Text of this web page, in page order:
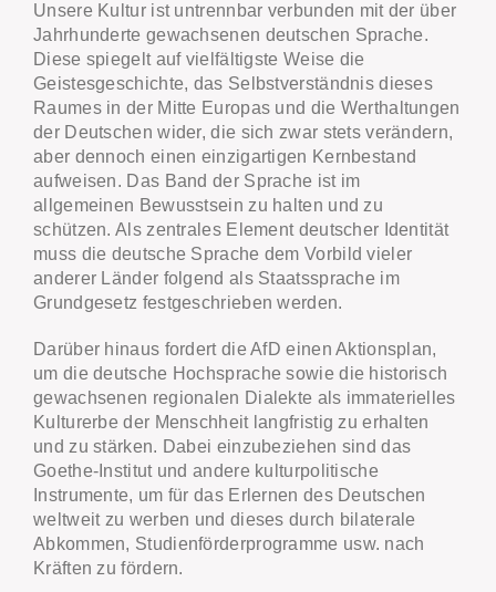
Unsere Kultur ist untrennbar verbunden mit der über
Jahrhunderte gewachsenen deutschen Sprache.
Diese spiegelt auf vielfältigste Weise die
Geistesgeschichte, das Selbstverständnis dieses
Raumes in der Mitte Europas und die Werthaltungen
der Deutschen wider, die sich zwar stets verändern,
aber dennoch einen einzigartigen Kernbestand
aufweisen. Das Band der Sprache ist im
allgemeinen Bewusstsein zu halten und zu
schützen. Als zentrales Element deutscher Identität
muss die deutsche Sprache dem Vorbild vieler
anderer Länder folgend als Staatssprache im
Grundgesetz festgeschrieben werden.
Darüber hinaus fordert die AfD einen Aktionsplan,
um die deutsche Hochsprache sowie die historisch
gewachsenen regionalen Dialekte als immaterielles
Kulturerbe der Menschheit langfristig zu erhalten
und zu stärken. Dabei einzubeziehen sind das
Goethe-Institut und andere kulturpolitische
Instrumente, um für das Erlernen des Deutschen
weltweit zu werben und dieses durch bilaterale
Abkommen, Studienförderprogramme usw. nach
Kräften zu fördern.